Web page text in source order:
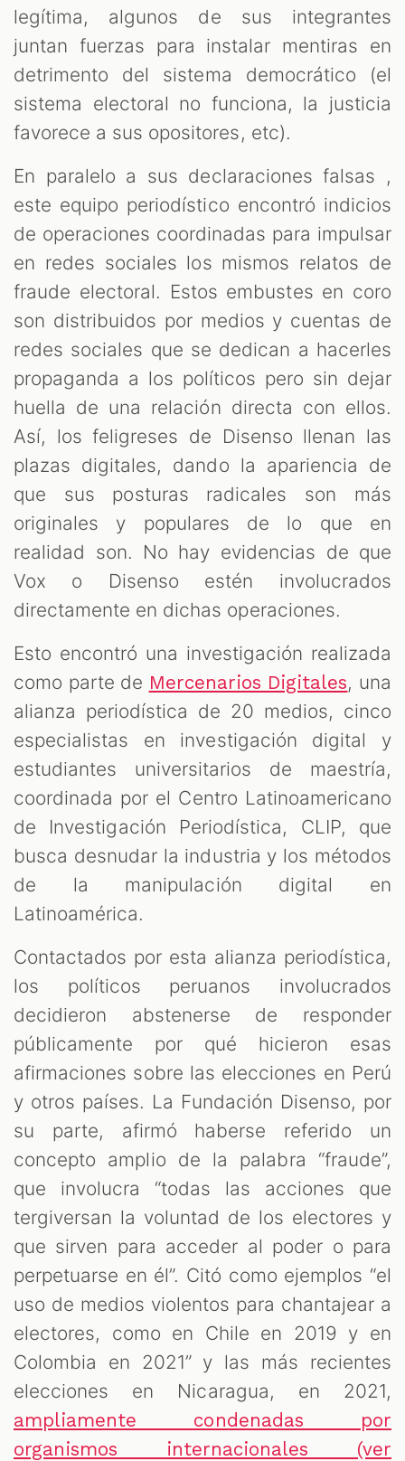
legítima, algunos de sus integrantes
juntan fuerzas para instalar mentiras en
detrimento del sistema democrático (el
sistema electoral no funciona, la justicia
favorece a sus opositores, etc).
En paralelo a sus declaraciones falsas ,
este equipo periodístico encontró indicios
de operaciones coordinadas para impulsar
en redes sociales los mismos relatos de
fraude electoral. Estos embustes en coro
son distribuidos por medios y cuentas de
redes sociales que se dedican a hacerles
propaganda a los políticos pero sin dejar
huella de una relación directa con ellos.
Así, los feligreses de Disenso llenan las
plazas digitales, dando la apariencia de
que sus posturas radicales son más
originales y populares de lo que en
realidad son. No hay evidencias de que
Vox o Disenso estén involucrados
directamente en dichas operaciones.
Esto encontró una investigación realizada
como parte de Mercenarios Digitales, una
alianza periodística de 20 medios, cinco
especialistas en investigación digital y
estudiantes universitarios de maestría,
coordinada por el Centro Latinoamericano
de Investigación Periodística, CLIP, que
busca desnudar la industria y los métodos
de la manipulación digital en
Latinoamérica.
Contactados por esta alianza periodística,
los políticos peruanos involucrados
decidieron abstenerse de responder
públicamente por qué hicieron esas
afirmaciones sobre las elecciones en Perú
y otros países. La Fundación Disenso, por
su parte, afirmó haberse referido un
concepto amplio de la palabra “fraude”,
que involucra “todas las acciones que
tergiversan la voluntad de los electores y
que sirven para acceder al poder o para
perpetuarse en él”. Citó como ejemplos “el
uso de medios violentos para chantajear a
electores, como en Chile en 2019 y en
Colombia en 2021” y las más recientes
elecciones en Nicaragua, en 2021,
ampliamente condenadas por
organismos internacionales (ver